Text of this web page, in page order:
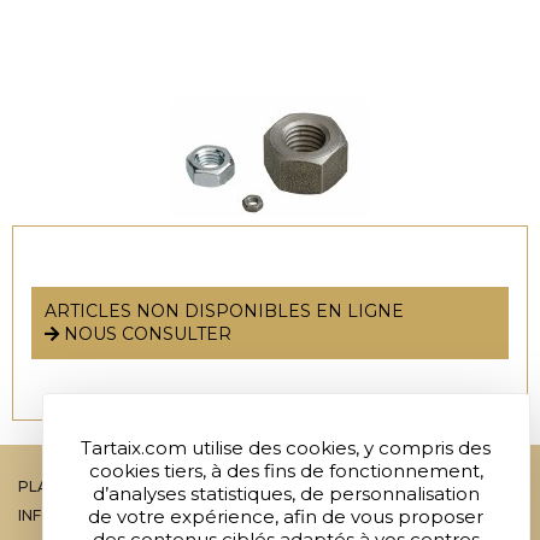
ARTICLES NON DISPONIBLES EN LIGNE
NOUS CONSULTER
PLAN DU SITE
INFOS LEGALES
Tartaix.com utilise des cookies, y compris des
cookies tiers, à des fins de fonctionnement,
d’analyses statistiques, de personnalisation
de votre expérience, afin de vous proposer